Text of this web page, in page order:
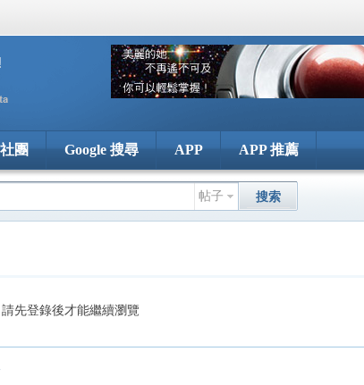
團 Google 搜尋 APP APP 推薦
帖子 搜索
請先登錄後才能繼續瀏覽